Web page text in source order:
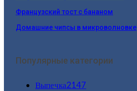
Французский тост с бананом
Домашние чипсы в микроволновке
Популярные категории
Выпечка2147